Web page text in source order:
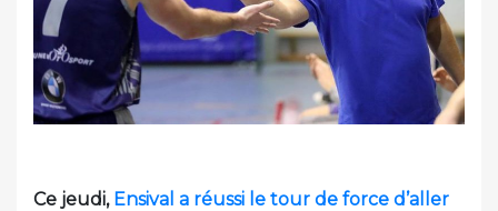
Ce jeudi, Ensival a réussi le tour de force d’aller